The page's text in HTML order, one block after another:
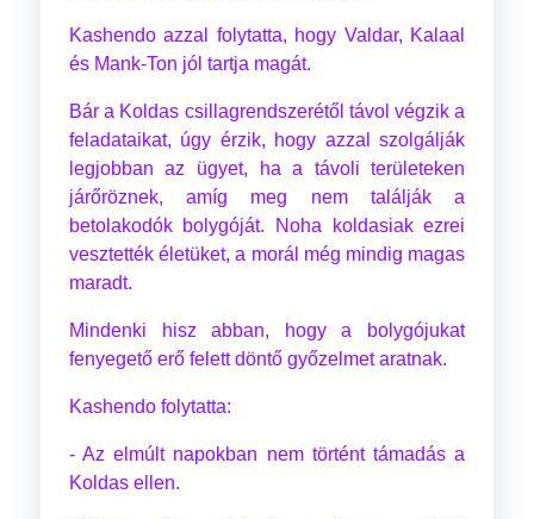
Kashendo azzal folytatta, hogy Valdar, Kalaal
és Mank-Ton jól tartja magát.
Bár a Koldas csillagrendszerétől távol végzik a
feladataikat, úgy érzik, hogy azzal szolgálják
legjobban az ügyet, ha a távoli területeken
járőröznek, amíg meg nem találják a
betolakodók bolygóját. Noha koldasiak ezrei
vesztették életüket, a morál még mindig magas
maradt.
Mindenki hisz abban, hogy a bolygójukat
fenyegető erő felett döntő győzelmet aratnak.
Kashendo folytatta:
- Az elmúlt napokban nem történt támadás a
Koldas ellen.